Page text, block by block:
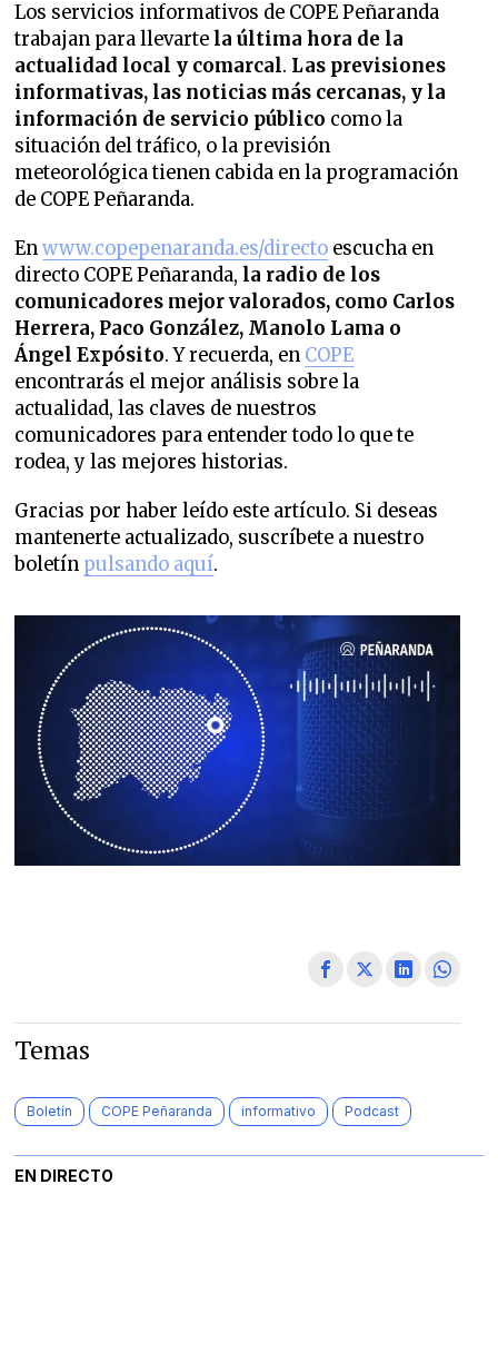
Los servicios informativos de COPE Peñaranda
trabajan para llevarte la última hora de la
actualidad local y comarcal. Las previsiones
informativas, las noticias más cercanas, y la
información de servicio público como la
situación del tráfico, o la previsión
meteorológica tienen cabida en la programación
de COPE Peñaranda.
Enwww.copepenaranda.es/directo escucha en
directo COPE Peñaranda, la radio de los
comunicadores mejor valorados, como Carlos
Herrera, Paco González, Manolo Lama o
Ángel Expósito. Y recuerda, en COPE
encontrarás el mejor análisis sobre la
actualidad, las claves de nuestros
comunicadores para entender todo lo que te
rodea, y las mejores historias.
Gracias por haber leído este artículo. Si deseas
mantenerte actualizado, suscríbete a nuestro
boletín pulsando aquí.
Temas
Boletín COPE Peñaranda informativo Podcast
EN DIRECTO